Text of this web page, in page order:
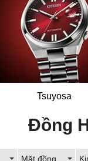
Tsuyosa
Đồng
Mặt đồng